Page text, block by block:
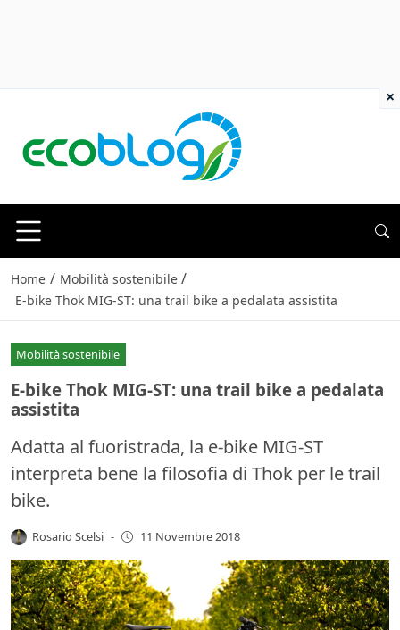
Home / Mobilità sostenibile /
E-bike Thok MIG-ST: una trail bike a pedalata assistita
Mobilità sostenibile
E-bike Thok MIG-ST: una trail bike a pedalata
assistita
Adatta al fuoristrada, la e-bike MIG-ST
interpreta bene la filosofia di Thok per le trail
bike.
Rosario Scelsi - 11 Novembre 2018
×